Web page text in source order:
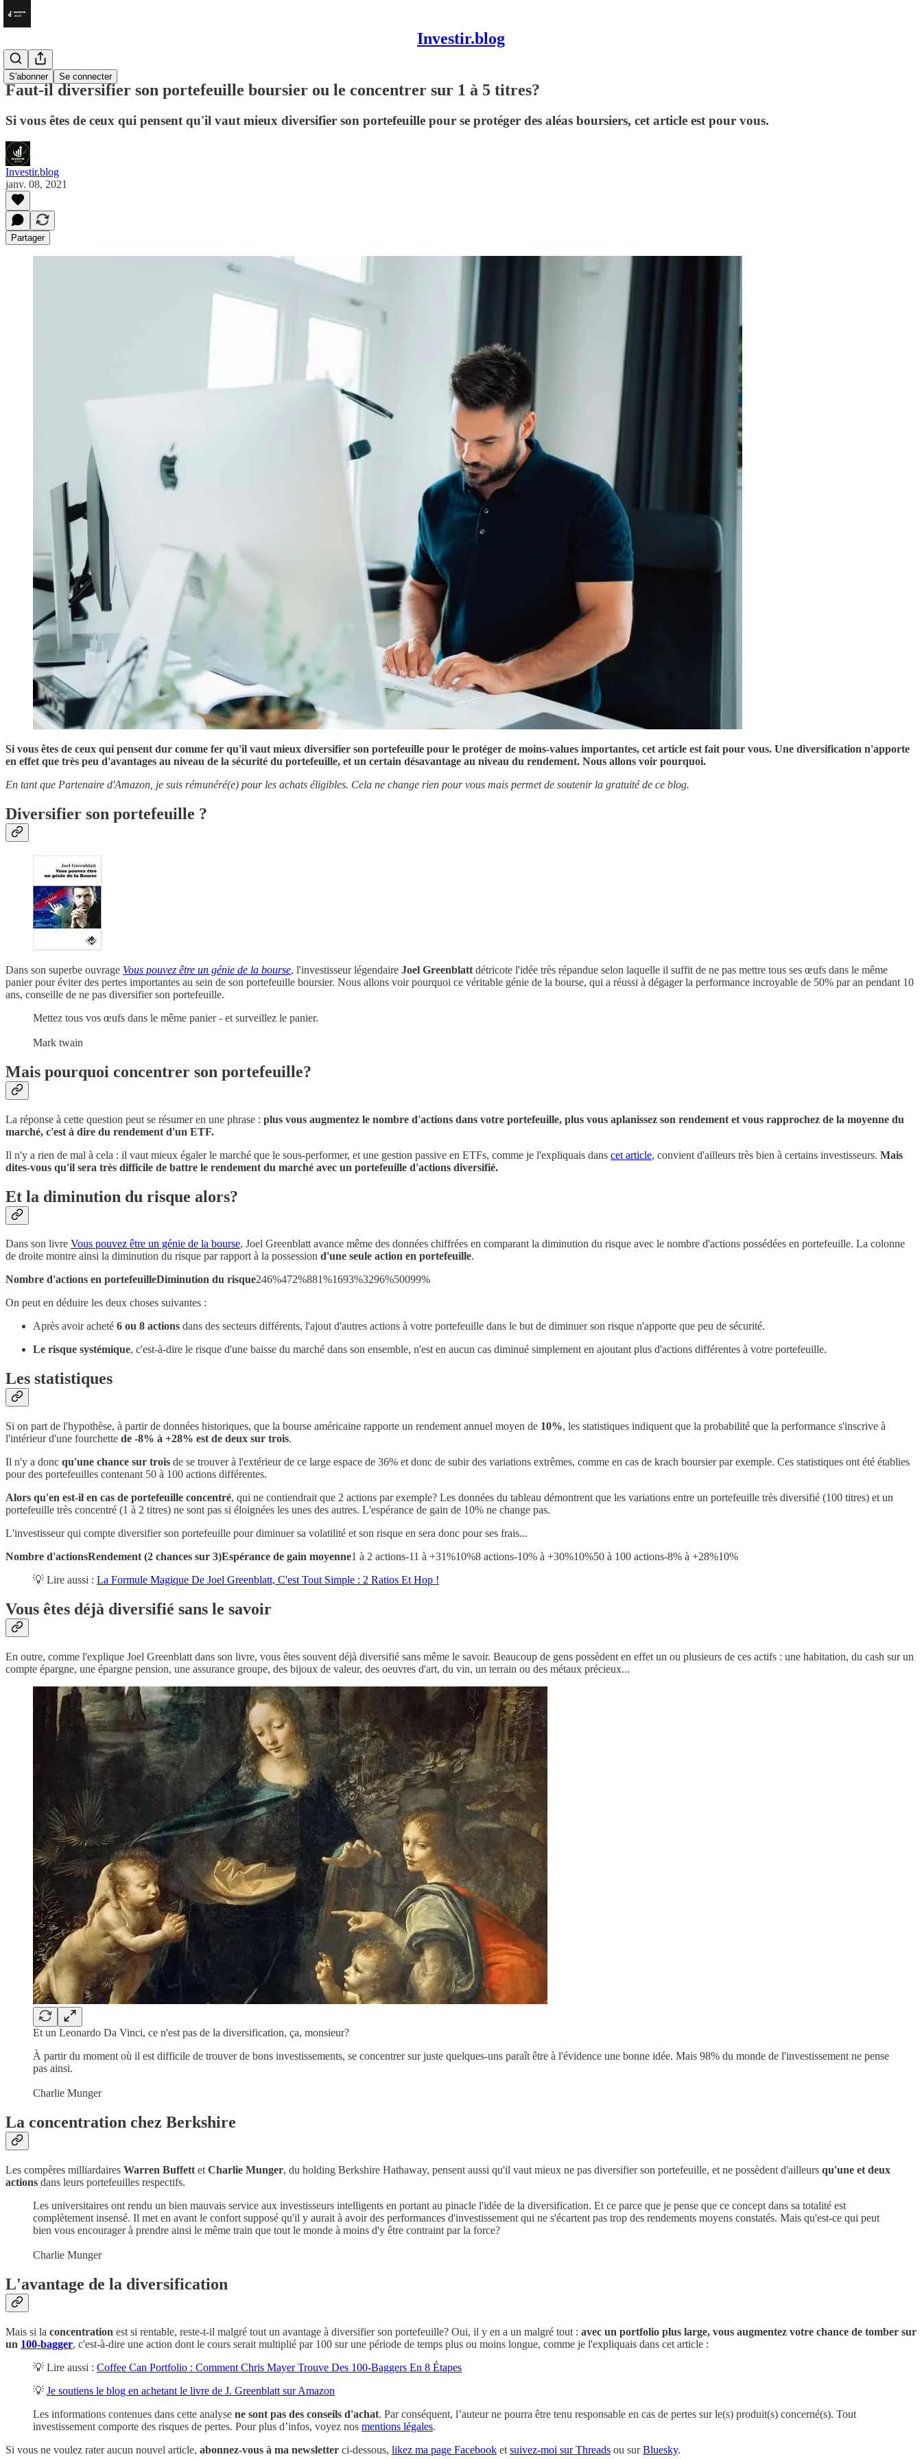
Investir.blog
S'abonner Se connecter
Apprendre
Faut-il diversifier son portefeuille boursier ou le concentrer sur 1 à 5 titres?
Si vous êtes de ceux qui pensent qu'il vaut mieux diversifier son portefeuille pour se protéger des aléas boursiers, cet article est pour vous.
Investir.blog
janv. 08, 2021
Partager
Si vous êtes de ceux qui pensent dur comme fer qu'il vaut mieux diversifier son portefeuille pour le protéger de moins-values importantes, cet article est fait pour vous. Une diversification n'apporte
en effet que très peu d'avantages au niveau de la sécurité du portefeuille, et un certain désavantage au niveau du rendement. Nous allons voir pourquoi.
En tant que Partenaire d'Amazon, je suis rémunéré(e) pour les achats éligibles. Cela ne change rien pour vous mais permet de soutenir la gratuité de ce blog.
Diversifier son portefeuille ?
Dans son superbe ouvrage Vous pouvez être un génie de la bourse, l'investisseur légendaire Joel Greenblatt détricote l'idée très répandue selon laquelle il suffit de ne pas mettre tous ses œufs dans le même
panier pour éviter des pertes importantes au sein de son portefeuille boursier. Nous allons voir pourquoi ce véritable génie de la bourse, qui a réussi à dégager la performance incroyable de 50% par an pendant 10
ans, conseille de ne pas diversifier son portefeuille.
Mettez tous vos œufs dans le même panier - et surveillez le panier.
Mark twain
Mais pourquoi concentrer son portefeuille?
La réponse à cette question peut se résumer en une phrase : plus vous augmentez le nombre d'actions dans votre portefeuille, plus vous aplanissez son rendement et vous rapprochez de la moyenne du
marché, c'est à dire du rendement d'un ETF.
Il n'y a rien de mal à cela : il vaut mieux égaler le marché que le sous-performer, et une gestion passive en ETFs, comme je l'expliquais dans cet article, convient d'ailleurs très bien à certains investisseurs. Mais
dites-vous qu'il sera très difficile de battre le rendement du marché avec un portefeuille d'actions diversifié.
Et la diminution du risque alors?
Dans son livre Vous pouvez être un génie de la bourse, Joel Greenblatt avance même des données chiffrées en comparant la diminution du risque avec le nombre d'actions possédées en portefeuille. La colonne
de droite montre ainsi la diminution du risque par rapport à la possession d'une seule action en portefeuille.
Nombre d'actions en portefeuilleDiminution du risque246%472%881%1693%3296%50099%
On peut en déduire les deux choses suivantes :
Après avoir acheté 6 ou 8 actions dans des secteurs différents, l'ajout d'autres actions à votre portefeuille dans le but de diminuer son risque n'apporte que peu de sécurité.
Le risque systémique, c'est-à-dire le risque d'une baisse du marché dans son ensemble, n'est en aucun cas diminué simplement en ajoutant plus d'actions différentes à votre portefeuille.
Les statistiques
Si on part de l'hypothèse, à partir de données historiques, que la bourse américaine rapporte un rendement annuel moyen de 10%, les statistiques indiquent que la probabilité que la performance s'inscrive à
l'intérieur d'une fourchette de -8% à +28% est de deux sur trois.
Il n'y a donc qu'une chance sur trois de se trouver à l'extérieur de ce large espace de 36% et donc de subir des variations extrêmes, comme en cas de krach boursier par exemple. Ces statistiques ont été établies
pour des portefeuilles contenant 50 à 100 actions différentes.
Alors qu'en est-il en cas de portefeuille concentré, qui ne contiendrait que 2 actions par exemple? Les données du tableau démontrent que les variations entre un portefeuille très diversifié (100 titres) et un
portefeuille très concentré (1 à 2 titres) ne sont pas si éloignées les unes des autres. L'espérance de gain de 10% ne change pas.
L'investisseur qui compte diversifier son portefeuille pour diminuer sa volatilité et son risque en sera donc pour ses frais...
Nombre d'actionsRendement (2 chances sur 3)Espérance de gain moyenne1 à 2 actions-11 à +31%10%8 actions-10% à +30%10%50 à 100 actions-8% à +28%10%
💡 Lire aussi : La Formule Magique De Joel Greenblatt, C'est Tout Simple : 2 Ratios Et Hop !
Vous êtes déjà diversifié sans le savoir
En outre, comme l'explique Joel Greenblatt dans son livre, vous êtes souvent déjà diversifié sans même le savoir. Beaucoup de gens possèdent en effet un ou plusieurs de ces actifs : une habitation, du cash sur un
compte épargne, une épargne pension, une assurance groupe, des bijoux de valeur, des oeuvres d'art, du vin, un terrain ou des métaux précieux...
Et un Leonardo Da Vinci, ce n'est pas de la diversification, ça, monsieur?
À partir du moment où il est difficile de trouver de bons investissements, se concentrer sur juste quelques-uns paraît être à l'évidence une bonne idée. Mais 98% du monde de l'investissement ne pense
pas ainsi.
Charlie Munger
La concentration chez Berkshire
Les compères milliardaires Warren Buffett et Charlie Munger, du holding Berkshire Hathaway, pensent aussi qu'il vaut mieux ne pas diversifier son portefeuille, et ne possèdent d'ailleurs qu'une et deux
actions dans leurs portefeuilles respectifs.
Les universitaires ont rendu un bien mauvais service aux investisseurs intelligents en portant au pinacle l'idée de la diversification. Et ce parce que je pense que ce concept dans sa totalité est
complètement insensé. Il met en avant le confort supposé qu'il y aurait à avoir des performances d'investissement qui ne s'écartent pas trop des rendements moyens constatés. Mais qu'est-ce qui peut
bien vous encourager à prendre ainsi le même train que tout le monde à moins d'y être contraint par la force?
Charlie Munger
L'avantage de la diversification
Mais si la concentration est si rentable, reste-t-il malgré tout un avantage à diversifier son portefeuille? Oui, il y en a un malgré tout : avec un portfolio plus large, vous augmentez votre chance de tomber sur
un 100-bagger, c'est-à-dire une action dont le cours serait multiplié par 100 sur une période de temps plus ou moins longue, comme je l'expliquais dans cet article :
💡 Lire aussi : Coffee Can Portfolio : Comment Chris Mayer Trouve Des 100-Baggers En 8 Étapes
💡 Je soutiens le blog en achetant le livre de J. Greenblatt sur Amazon
Les informations contenues dans cette analyse ne sont pas des conseils d'achat. Par conséquent, l’auteur ne pourra être tenu responsable en cas de pertes sur le(s) produit(s) concerné(s). Tout
investissement comporte des risques de pertes. Pour plus d’infos, voyez nos mentions légales.
Si vous ne voulez rater aucun nouvel article, abonnez-vous à ma newsletter ci-dessous, likez ma page Facebook et suivez-moi sur Threads ou surBluesky.